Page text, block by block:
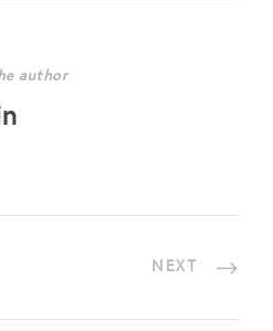
author
NEXT